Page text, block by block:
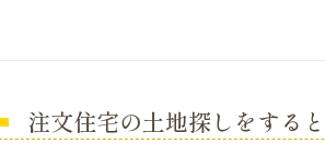
注文住宅の土地探しをする